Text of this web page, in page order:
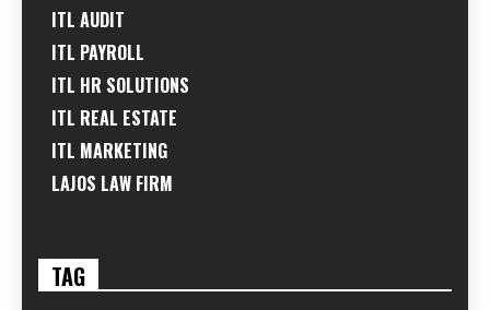
ITL AUDIT
ITL PAYROLL
ITL HR SOLUTIONS
ITL REAL ESTATE
ITL MARKETING
LAJOS LAW FIRM
TAG